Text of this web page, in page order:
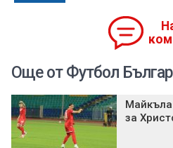
Още от Футбол
за